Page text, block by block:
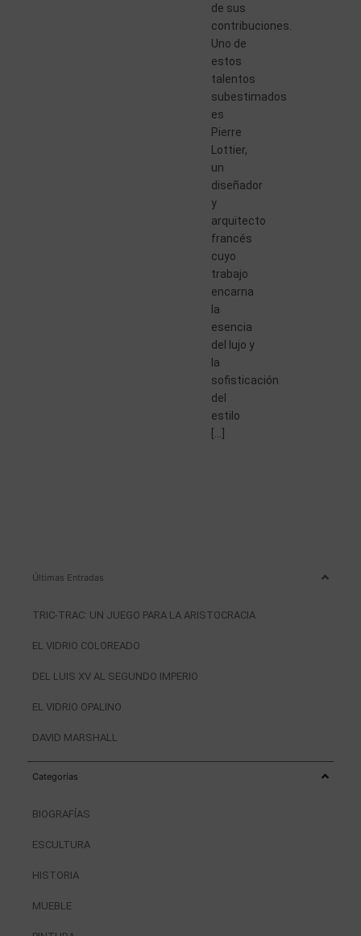
de sus
contribuciones.
Uno de
estos
talentos
subestimados
es
Pierre
Lottier,
un
diseñador
y
arquitecto
francés
cuyo
trabajo
encarna
la
esencia
del lujo y
la
sofisticación
del
estilo
Últimas Entradas
TRIC-TRAC: UN JUEGO PARA LA ARISTOCRACIA
EL VIDRIO COLOREADO
DEL LUIS XV AL SEGUNDO IMPERIO
EL VIDRIO OPALINO
DAVID MARSHALL
Categorías
BIOGRAFÍAS
ESCULTURA
HISTORIA
MUEBLE